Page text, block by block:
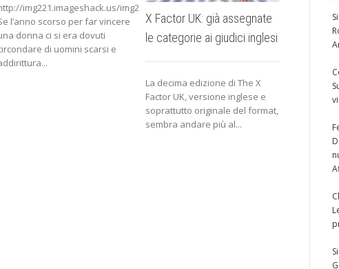
xfactorallstars/images/grafiche/finale1.jpg
img221.imageshack.us/img221/1489/37704110150497831637277bk.jpg
l’anno scorso per far vincere
donna ci si era dovuti
di uomini scarsi e
X Factor UK: già assegnate
le categorie ai giudici inglesi
La decima edizione di The X
Factor UK, versione inglese e
soprattutto originale del format,
sembra andare più al...
Il
–
sera
nona
“Bagnati